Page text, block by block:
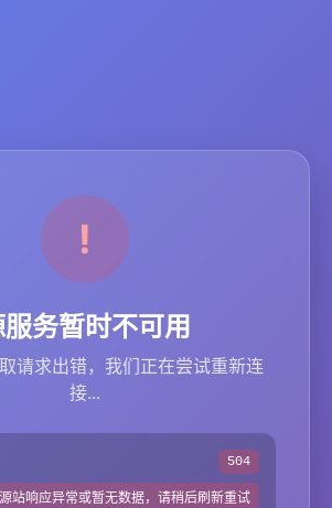
服务暂时不可用
请求出错，我们正在尝试重新连
接...
504
源站响应异常或暂无数据，请稍后刷新重试